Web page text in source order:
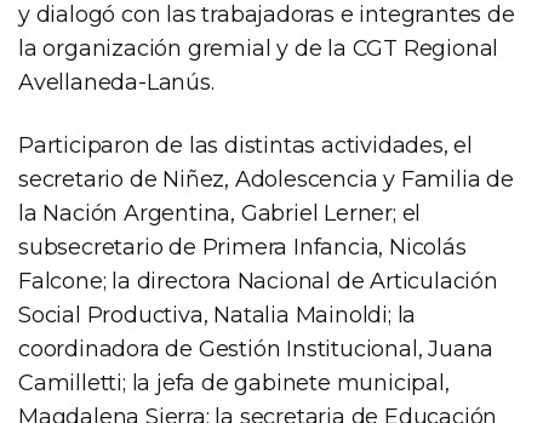
y dialogó con las trabajadoras e integrantes de
la organización gremial y de la CGT Regional
Avellaneda-Lanús.
Participaron de las distintas actividades, el
secretario de Niñez, Adolescencia y Familia de
la Nación Argentina, Gabriel Lerner; el
subsecretario de Primera Infancia, Nicolás
Falcone; la directora Nacional de Articulación
Social Productiva, Natalia Mainoldi; la
coordinadora de Gestión Institucional, Juana
Camilletti; la jefa de gabinete municipal,
Magdalena Sierra; la secretaria de Educación